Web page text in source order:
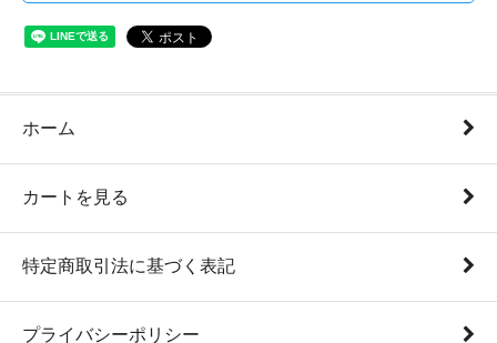
ホーム
カートを見る
特定商取引法に基づく表記
プライバシーポリシー